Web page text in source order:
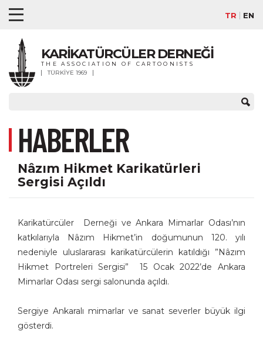
TR EN
KARİKATÜRCÜLER DERNEĞİ
THE ASSOCIATION OF CARTOONISTS
TÜRKİYE 1969
HABERLER
Nâzım Hikmet Karikatürleri
Sergisi Açıldı
Karikatürcüler Derneği ve Ankara Mimarlar Odası’nın
katkılarıyla Nâzım Hikmet’in doğumunun 120. yılı
nedeniyle uluslararası karikatürcülerin katıldığı ”Nâzım
Hikmet Portreleri Sergisi” 15 Ocak 2022’de Ankara
Mimarlar Odası sergi salonunda açıldı.
Sergiye Ankaralı mimarlar ve sanat severler büyük ilgi
gösterdi.